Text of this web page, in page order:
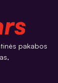
pakabos